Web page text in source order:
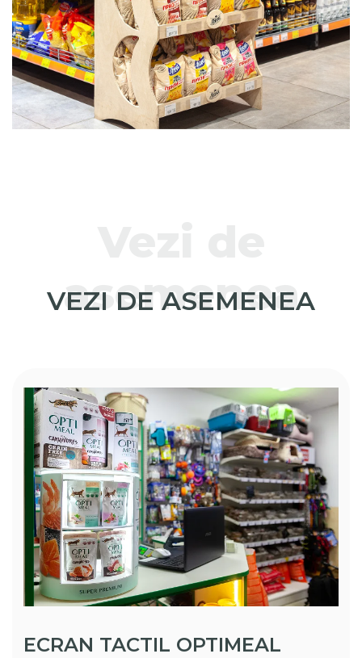
asemenea
VEZI DE ASEMENEA
ECRAN TACTIL OPTIMEAL